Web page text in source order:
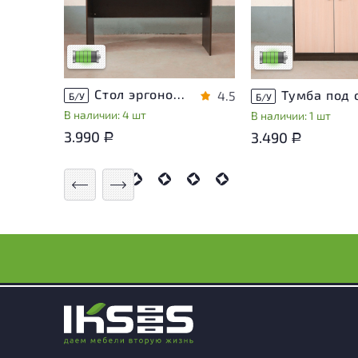
эксплуатации, не влияющие
на удобство его
использования
Низкая степень износа
Б/У Стол эргономичный ЛДСП Венге
В наличии: 4 шт
4.5
3.990 Р
эксплуатации, не
на удобство его
Низкая степень
Б/У
В наличии: 1 шт
3.490 Р